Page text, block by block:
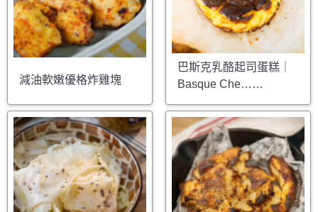
減油軟嫩優格炸雞塊
巴斯克乳酪起司蛋糕｜
Basque Che……